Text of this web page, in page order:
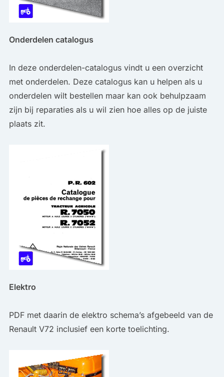
Onderdelen catalogus
In deze onderdelen-catalogus vindt u een overzicht
met onderdelen. Deze catalogus kan u helpen als u
onderdelen wilt bestellen maar kan ook behulpzaam
zijn bij reparaties als u wil zien hoe alles op de juiste
plaats zit.
Elektro
PDF met daarin de elektro schema’s afgebeeld van de
Renault V72 inclusief een korte toelichting.